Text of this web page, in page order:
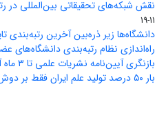
نقش شبکه‌های تحقیقاتی بین‌المللی در
11-19
دانشگاه‌ها زیر ذره‌بین آخرین رتبه‌بندی
راه‌اندازی نظام رتبه‌بندی دانشگاه‌‌های
بازنگری آیین‌نامه نشریات علمی تا ۳ ماه آینده
بار ۵۰ درصد تولید علم ایران فقط بر دوش ۱۵ دانشگاه کشور